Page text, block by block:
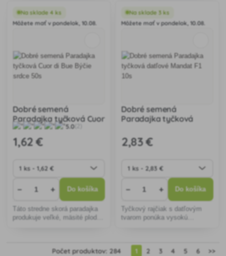
chorobám, poskytujú bohatú
úrodu a jednoduchú
omáčky a kečupy, vhodná pre
záhrady aj skleníky.
Na sklade 4 ks
Môžete mať v pondelok, 10.08.
Dobré semená
Paradajka tyčková Cuor
di Bue Býčie srdce 50s
5.0(2)
1,62 €
− + Do košíka
Táto stredne skorá paradajka
produkuje veľké, mäsité plody
pre záhradkárov.
Na sklade 3 ks
Môžete mať v pondelok, 10.08.
Dobré semená
Paradajka tyčková
2,83 €
− + Do košíka
Tyčkový rajčiak s datľovým
tvarom ponúka vysokú
a sladké plody sú ideálne na
priamu konzumáciu či do
Počet produktov: 284 1 2 3 4 5 6 >>